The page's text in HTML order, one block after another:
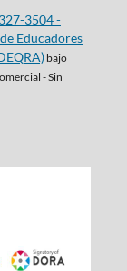
3504 -
Educadores
bajo
- Sin